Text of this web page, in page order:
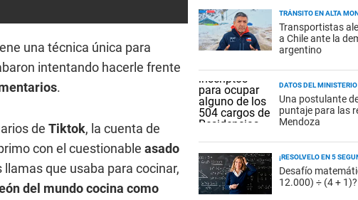
una técnica única para
intentando hacerle frente
.
de Tiktok, la cuenta de
con el cuestionable asado
que usaba para cocinar,
del mundo cocina como
TRÁNSITO EN ALTA
Transportistas
a Chile ante la
argentino
DATOS DEL
Una postulante
puntaje para las
Mendoza
¡RESOLVELO EN 5
Desafío
12.000) ÷ (4 + 1)?